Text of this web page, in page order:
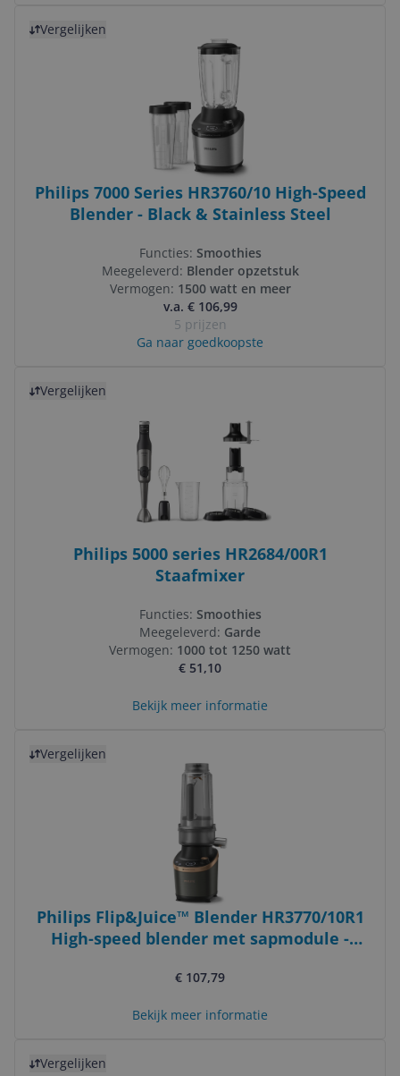
Vergelijken
Philips 7000 Series HR3760/10 High-Speed
Blender - Black & Stainless Steel
Functies: Smoothies
Meegeleverd: Blender opzetstuk
Vermogen: 1500 watt en meer
v.a. € 106,99
5 prijzen
Ga naar goedkoopste
Vergelijken
Philips 5000 series HR2684/00R1
Staafmixer
Functies: Smoothies
Meegeleverd: Garde
Vermogen: 1000 tot 1250 watt
€ 51,10
Bekijk meer informatie
Vergelijken
Philips Flip&Juice™ Blender HR3770/10R1
High-speed blender met sapmodule -
€ 107,79
Bekijk meer informatie
Vergelijken